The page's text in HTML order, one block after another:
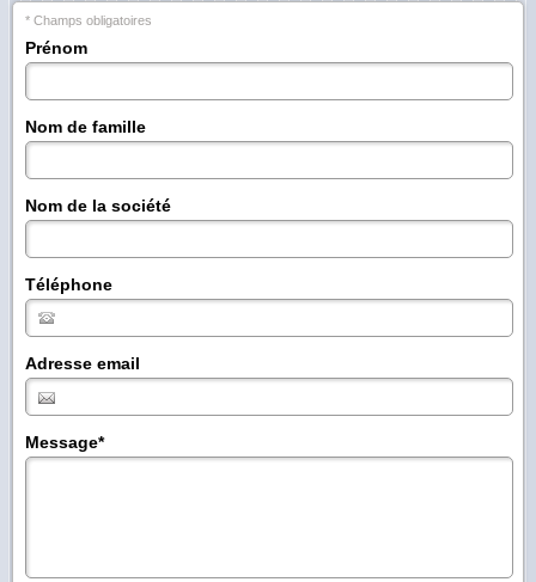
* Champs obligatoires
Prénom
Nom de famille
Nom de la société
Téléphone
Adresse email
Message*